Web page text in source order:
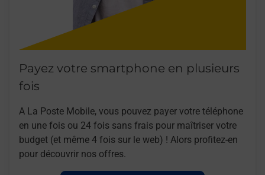
Payez votre smartphone en plusieurs
fois
A La Poste Mobile, vous pouvez payer votre téléphone
en une fois ou 24 fois sans frais pour maîtriser votre
budget (et même 4 fois sur le web) ! Alors profitez-en
pour découvrir nos offres.